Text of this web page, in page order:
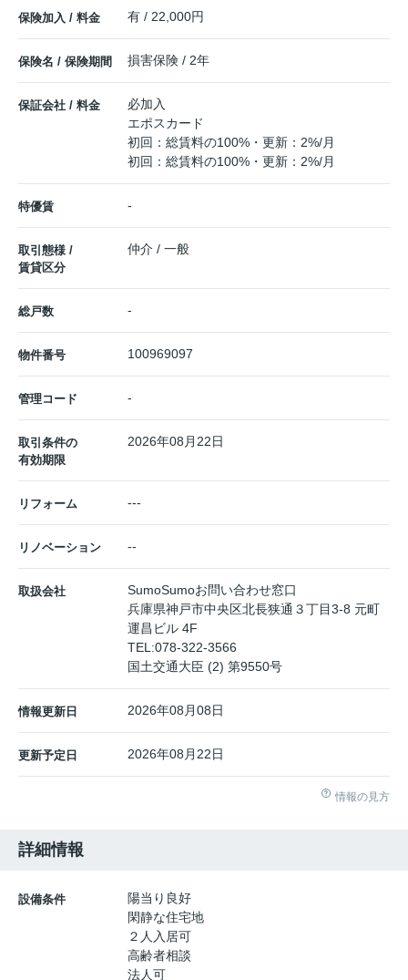
保険加入 / 料金 有 / 22,000円
保険名 / 保険期間 損害保険 / 2年
保証会社 / 料金
必加入
エポスカード
初回：総賃料の100%・更新：2%/月
初回：総賃料の100%・更新：2%/月
特優賃 -
取引態様 /
賃貸区分
仲介 / 一般
総戸数 -
物件番号 100969097
管理コード -
取引条件の
有効期限
2026年08月22日
リフォーム ---
リノベーション --
取扱会社
SumoSumoお問い合わせ窓口
兵庫県神戸市中央区北長狭通３丁目3-8 元町
運昌ビル 4F
TEL:078-322-3566
国土交通大臣 (2) 第9550号
情報更新日 2026年08月08日
更新予定日 2026年08月22日
情報の見方
詳細情報
設備条件
陽当り良好
閑静な住宅地
２人入居可
高齢者相談
法人可